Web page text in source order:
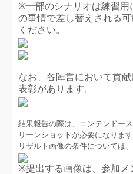
※一部のシナリオは練習用
の事情で差し替えされる
ください。
なお、各陣営において貢
表彰があります。
結果報告の際は、ニンテンドー
リーンショットが必要になります
リザルト画像の条件については
※提出する画像は、参加メ